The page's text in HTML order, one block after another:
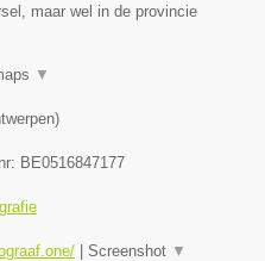
maar wel in de provincie
▼
)
BE0516847177
Screenshot ▼